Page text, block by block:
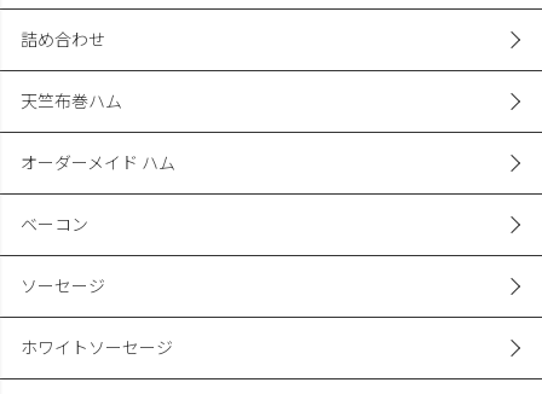
詰め合わせ
天竺布巻ハム
オーダーメイド ハム
ベーコン
ソーセージ
ホワイトソーセージ